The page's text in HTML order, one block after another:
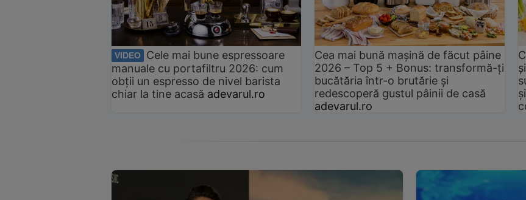
VIDEO
Cele mai bune espressoare
manuale cu portafiltru 2026: cum
obții un espresso de nivel barista
chiar la tine acasă adevarul.ro
Cea mai bună mașină de făcut pâine
2026 – Top 5 + Bonus: transformă-ți
bucătăria într-o brutărie și
redescoperă gustul pâinii de casă
adevarul.ro